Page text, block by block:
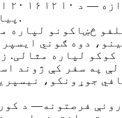
پیالو سره مناسبه ده.
دوه ګوني
کوکو لپاره مثالی.
په سفر کې ژوند
جوړونکو،